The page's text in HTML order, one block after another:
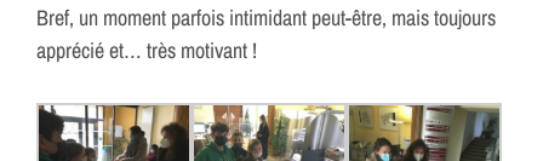
Bref, un moment parfois intimidant peut-être, mais toujours
apprécié et… très motivant !